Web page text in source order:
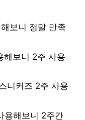
보니 정말 만족
해보니 2주 사용
니커즈 2주 사용
용해보니 2주간